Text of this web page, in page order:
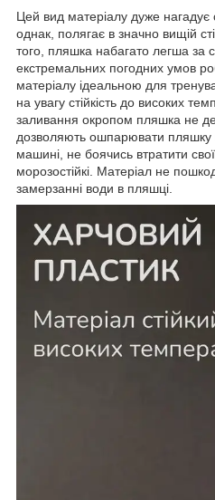
Цей вид матеріалу дуже нагадує
однак, полягає в значно вищій
того, пляшка набагато легша за
екстремальних погодних умов
матеріалу ідеальною для
на увагу стійкість до високих
заливання окропом пляшка не
дозволяють ошпарювати пляшку
машині, не боячись втратити
морозостійкі. Матеріал не
замерзанні води в пляшці.